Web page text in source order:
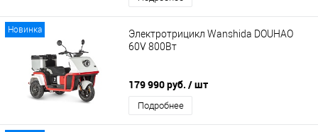
Новинка
Электротрицикл Wanshida DOUHAO
60V 800Вт
179 990 руб. / шт
Подробнее